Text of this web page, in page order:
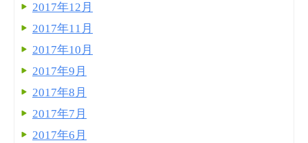
2017年12月
2017年11月
2017年10月
2017年9月
2017年8月
2017年7月
2017年6月